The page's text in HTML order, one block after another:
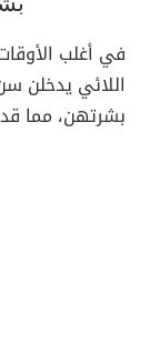
في أغلب
بشرتهن، مما